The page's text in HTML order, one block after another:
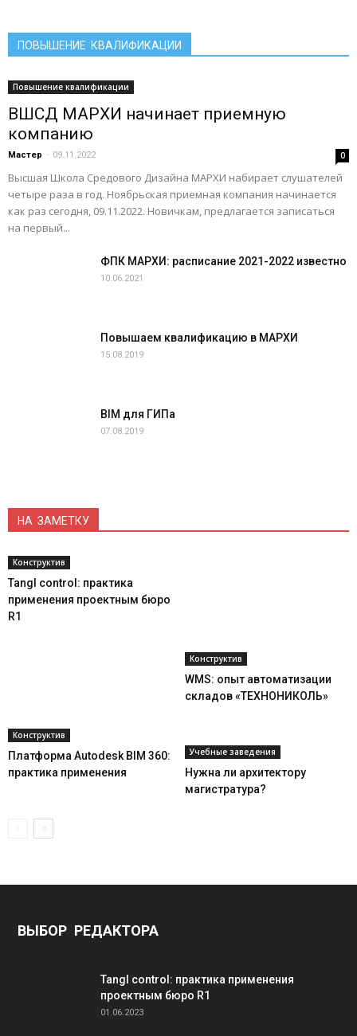
ПОВЫШЕНИЕ КВАЛИФИКАЦИИ
Повышение квалификации
ВШСД МАРХИ начинает приемную
компанию
Мастер - 09.11.2022 0
Высшая Школа Средового Дизайна МАРХИ набирает слушателей
четыре раза в год. Ноябрьская приемная компания начинается
как раз сегодня, 09.11.2022. Новичкам, предлагается записаться
на первый...
ФПК МАРХИ: расписание 2021-2022 известно
10.06.2021
Повышаем квалификацию в МАРХИ
15.08.2019
BIM для ГИПа
07.08.2019
НА ЗАМЕТКУ
Конструктив
Tangl control: практика
применения проектным бюро
R1
Конструктив
WMS: опыт автоматизации
складов «ТЕХНОНИКОЛЬ»
Конструктив
Платформа Autodesk BIM 360:
практика применения
Учебные заведения
Нужна ли архитектору
магистратура?
ВЫБОР РЕДАКТОРА
Tangl control: практика применения
проектным бюро R1
01.06.2023